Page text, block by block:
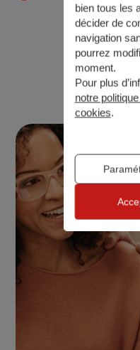
bien tous les
décider de
navigation
pourrez
moment.
Pour plus
notre
cookies.